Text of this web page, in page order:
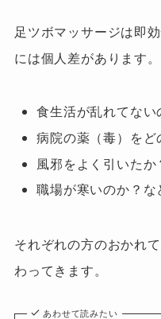
足ツボマッサージは即
には個人差があります。
食生活が乱れてない
病院の薬（毒）をど
風邪を よく引いたか
職場が寒いのか？な
それぞれの方のおかれ
わってきます。
あわせて読みたい